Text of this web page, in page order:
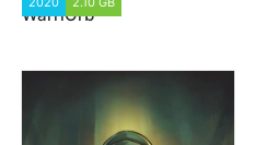
WarriOrb